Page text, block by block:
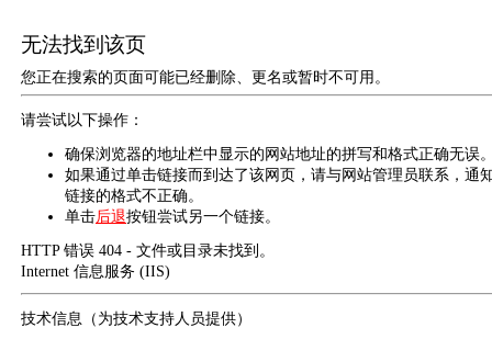
无法找到该页
您正在搜索的页面可能已经删除、更名或暂时不可用。
请尝试以下操作：
确保浏览器的地址栏中显示的网站地址的拼写和格式正确无误
如果通过单击链接而到达了该网页，请与网站管理员联系，通
链接的格式不正确。
单击后退按钮尝试另一个链接。
HTTP 错误 404 - 文件或目录未找到。
Internet 信息服务 (IIS)
技术信息（为技术支持人员提供）